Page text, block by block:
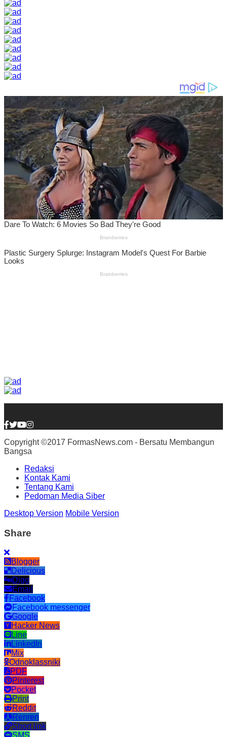
Copyright ©2017 FormasNews.com - Bersatu Membangun
Bangsa
Redaksi
Kontak Kami
Tentang Kami
Pedoman Media Siber
Desktop Version Mobile Version
Share
Blogger
Delicious
Digg
Email
Facebook
Facebook messenger
Google
Hacker News
Line
LinkedIn
Mix
Odnoklassniki
PDF
Pinterest
Pocket
Print
Reddit
Renren
Short link